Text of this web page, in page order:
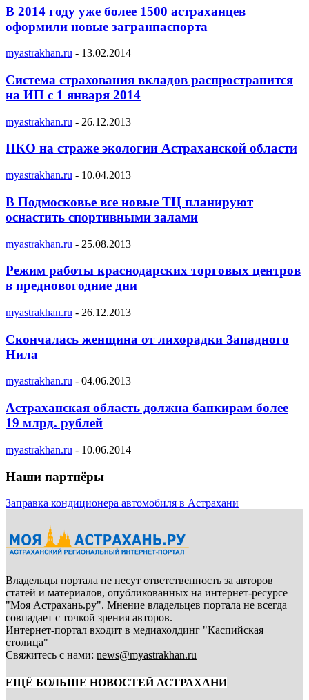
В 2014 году уже более 1500 астраханцев
оформили новые загранпаспорта
myastrakhan.ru - 13.02.2014
Система страхования вкладов распространится
на ИП с 1 января 2014
myastrakhan.ru - 26.12.2013
НКО на страже экологии Астраханской области
myastrakhan.ru - 10.04.2013
В Подмосковье все новые ТЦ планируют
оснастить спортивными залами
myastrakhan.ru - 25.08.2013
Режим работы краснодарских торговых центров
в предновогодние дни
myastrakhan.ru - 26.12.2013
Скончалась женщина от лихорадки Западного
Нила
myastrakhan.ru - 04.06.2013
Астраханская область должна банкирам более
19 млрд. рублей
myastrakhan.ru - 10.06.2014
Наши партнёры
Заправка кондиционера автомобиля в Астрахани
Владельцы портала не несут ответственность за авторов
статей и материалов, опубликованных на интернет-ресурсе
"Моя Астрахань.ру". Мнение владельцев портала не всегда
совпадает с точкой зрения авторов.
Интернет-портал входит в медиахолдинг "Каспийская
столица"
Свяжитесь с нами: news@myastrakhan.ru
ЕЩЁ БОЛЬШЕ НОВОСТЕЙ АСТРАХАНИ